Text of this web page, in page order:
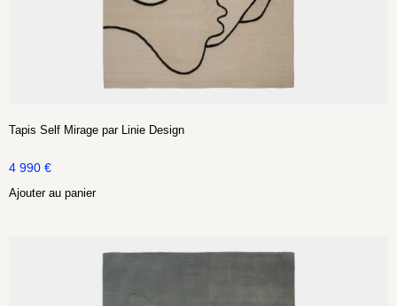
Tapis Self Mirage par Linie Design
4 990 €
Ajouter au panier